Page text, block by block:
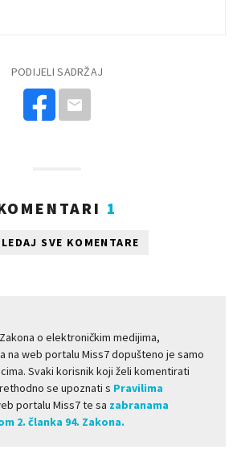
PODIJELI SADRŽAJ
1
SVE KOMENTARE
o elektroničkim medijima,
na web portalu Miss7 dopušteno je samo
Svaki korisnik koji želi komentirati
se upoznati s Pravilima
portalu Miss7 te sa zabranama
2. članka 94. Zakona.